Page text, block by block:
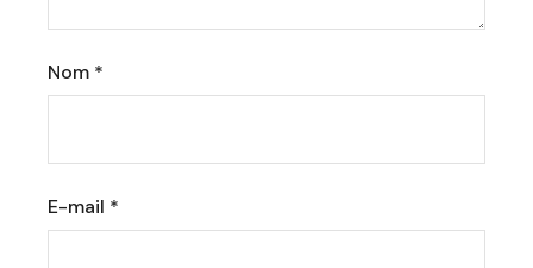
Nom *
E-mail *